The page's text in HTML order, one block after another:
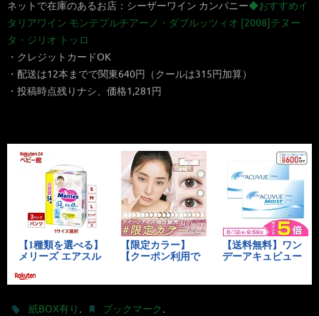
ネットで在庫のあるお店：シーザーワイン カンパニー◆おすすめイ
タリアワイン モンテプルチアーノ・ダブルッツィオ [2008]テヌー
タ・ジリオ トッロ
・クレジットカードOK
・配送は12本までで関東640円（クールは315円加算）
・投稿時点残りナシ、価格1,281円
紙BOX有り . ブックマーク.